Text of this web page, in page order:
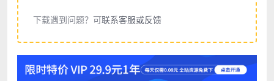
下载遇到问题？可联系客服或反馈